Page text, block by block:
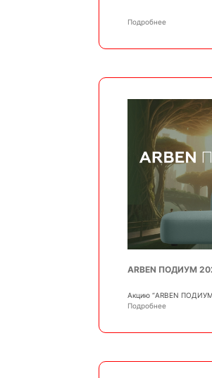
Подробнее
ARBEN ПОДИУМ
Акцию “ARBEN ПОДИУМ
Подробнее